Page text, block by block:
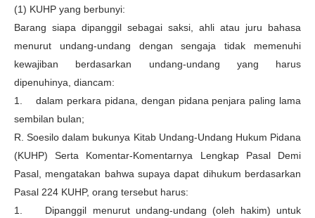
(1) KUHP yang berbunyi:
Barang siapa dipanggil sebagai saksi, ahli atau juru bahasa
menurut undang-undang dengan sengaja tidak memenuhi
kewajiban berdasarkan undang-undang yang harus
dipenuhinya, diancam:
1. dalam perkara pidana, dengan pidana penjara paling lama
sembilan bulan;
R. Soesilo dalam bukunya Kitab Undang-Undang Hukum Pidana
(KUHP) Serta Komentar-Komentarnya Lengkap Pasal Demi
Pasal, mengatakan bahwa supaya dapat dihukum berdasarkan
Pasal 224 KUHP, orang tersebut harus:
1. Dipanggil menurut undang-undang (oleh hakim) untuk